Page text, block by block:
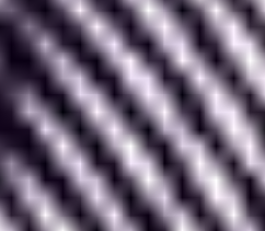
application, il est
plusieurs étapes afin
pour l’utilisateur comme
sujet, vous pouvez
traite desdifférentes
d’un projet de site